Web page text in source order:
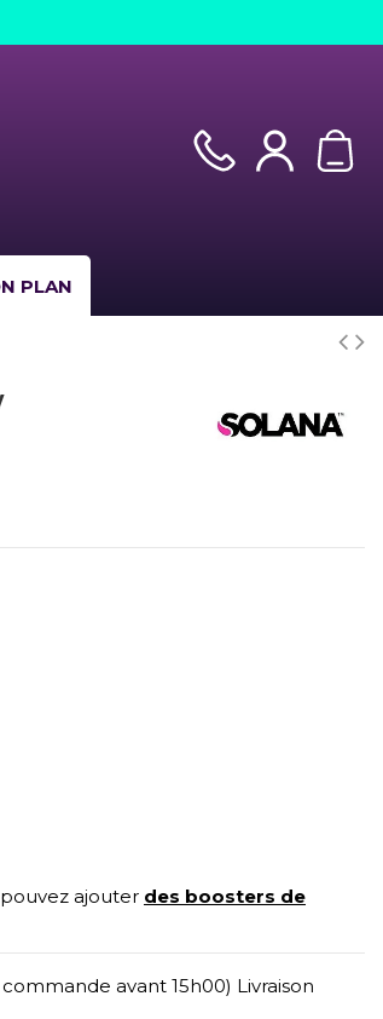
PLAN
ajouter des boosters de
avant 15h00) Livraison